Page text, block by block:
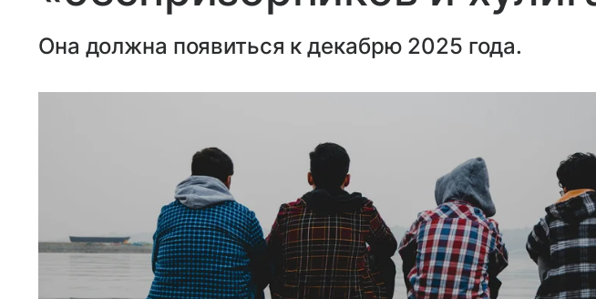
Она должна появиться к декабрю 2025 года.